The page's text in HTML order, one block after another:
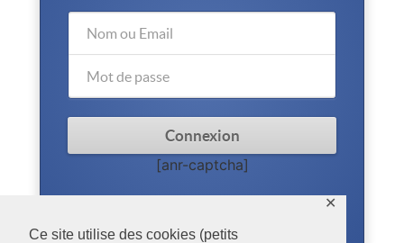
Ce site utilise des cookies (petits
✕
[anr-captcha]